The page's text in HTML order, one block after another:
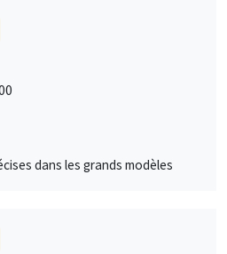
dans les grands modèles